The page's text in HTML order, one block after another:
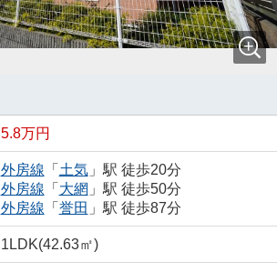
5.8万円
外房線 「 土気」駅 徒歩20分
外房線 「 大網 」駅 徒歩50分
外房線 「 誉田 」駅 徒歩87分
1LDK(42.63㎡)